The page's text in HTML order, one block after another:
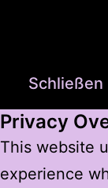
Schließen
Privacy
This website
experience